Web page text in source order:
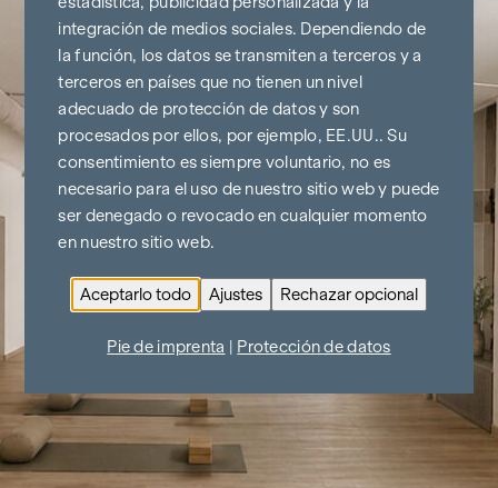
integración de medios sociales. Dependiendo de
la función, los datos se transmiten a terceros y a
terceros en países que no tienen un nivel
adecuado de protección de datos y son
procesados por ellos, por ejemplo, EE.UU.. Su
consentimiento es siempre voluntario, no es
necesario para el uso de nuestro sitio web y puede
ser denegado o revocado en cualquier momento
en nuestro sitio web.
Aceptarlo todo Ajustes Rechazar opcional
Pie de imprenta Protección de datos